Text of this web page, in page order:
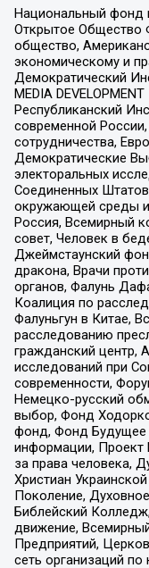
Национальный фонд
Открытое Общество
общество,
экономическому и
Демократический
MEDIA
Республиканский
современной
сотрудничества,
Демократические
электоральных
Соединенных
окружающей среды и
Россия, Всемирный
совет, Человек в
Джеймстаунский
дракона, Врачи
органов, Фалунь
Коалиция по
Фалуньгун в Китае,
расследованию
гражданский центр,
исследований при
современности,
Немецко-русский
выбор, Фонд
фонд, Фонд Будущее
информации, Проект
за права человека,
Христиан
Поколение,
Библейский
движение,
Предприятий,
сеть организаций